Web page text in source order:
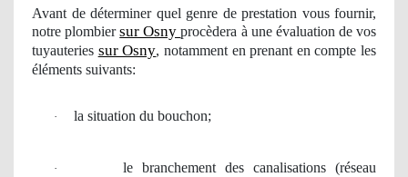
Avant de déterminerquel genre de prestation vous fournir,
notreplombier sur Osnyprocèdera à une évaluation de vos
tuyauteries sur Osny, notamment en prenant en compte les
éléments suivants:
· la situation du bouchon;
· le branchement des canalisations (réseau